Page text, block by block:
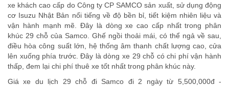
xe khách cao cấp do Công ty CP SAMCO sản xuất, sử dụng động
cơ Isuzu Nhật Bản nổi tiếng về độ bền bỉ, tiết kiệm nhiên liệu và
vận hành mạnh mẽ. Đây là dòng xe cao cấp nhất trong phân
khúc 29 chỗ của Samco. Ghế ngồi thoải mái, có thể ngả về sau,
điều hòa công suất lớn, hệ thống âm thanh chất lượng cao, cửa
lên xuống phía trước. Đây là dòng xe 29 chỗ có chi phí vận hành
thấp, đem lại chi phí thuê xe tốt nhất trong phân khúc này.
Giá xe du lịch 29 chỗ đi Samco đi 2 ngày từ 5,500,000đ -